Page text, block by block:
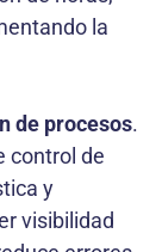
la
de procesos.
control de
y
visibilidad